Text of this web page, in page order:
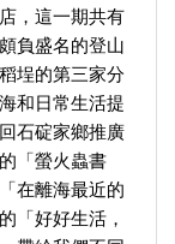
，這一期共有
負盛名的登山
埕的第三家分
和日常生活提
石碇家鄉推廣
「螢火蟲書
在離海最近的
「好好生活，